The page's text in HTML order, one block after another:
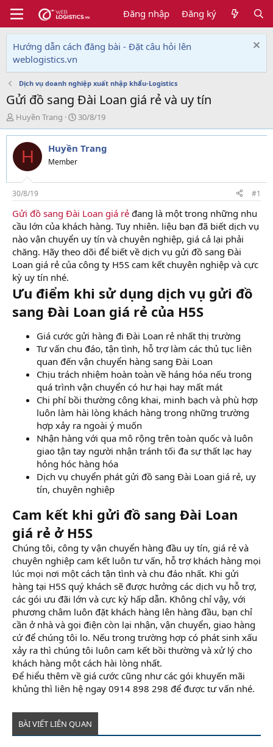
Đăng nhập Đăng ký
Hướng dẫn cách đăng bài - Đặt câu hỏi lên
weblogistics.vn
Dịch vụ doanh nghiệp xuất nhập khẩu-Logistics
Gửi đồ sang Đài Loan giá rẻ và uy tín
T
h
r
e
d
s
t
a
r
t
e
r
Huyền Trang
N
g
à
y
i
30/8/19
H Huyền Trang
Member
30/8/19 #1
Gửi đồ sang Đài Loan giá rẻ đang là một trong những nhu
cầu lớn của khách hàng. Tuy nhiên. liệu bạn đã biết dịch vụ
nào vận chuyển uy tín và chuyên nghiệp, giá cả lại phải
chăng. Hãy theo dõi để biết về dịch vụ gửi đồ sang Đài
Loan giá rẻ của công ty H5S cam kết chuyên nghiệp và cực
kỳ uy tín nhé.
Ưu điểm khi sử dụng dịch vụ gửi đồ
sang Đài Loan giá rẻ của H5S
Giá cước gửi hàng đi Đài Loan rẻ nhất thị trường
Tư vấn chu đáo, tận tình, hỗ trợ làm các thủ tục liên
quan đến vận chuyển hàng sang Đài Loan
Chịu trách nhiệm hoàn toàn về háng hóa nếu trong
quá trình vận chuyển có hư hại hay mất mát
Chi phí bồi thường công khai, minh bạch và phù hợp
luôn làm hài lòng khách hàng trong những trường
hợp xảy ra ngoài ý muốn
Nhận hàng với qua mô rộng trên toàn quốc và luôn
giao tận tay người nhận tránh tối đa sự thất lạc hay
hỏng hóc hàng hóa
Dịch vụ chuyển phát gửi đồ sang Đài Loan giá rẻ, uy
tín, chuyên nghiệp
Cam kết khi gửi đồ sang Đài Loan
giá rẻ ở H5S
Chúng tôi, công ty vận chuyển hàng đầu uy tín, giá rẻ và
chuyên nghiệp cam kết luôn tư vấn, hỗ trợ khách hàng mọi
lúc mọi nơi một cách tận tình và chu đáo nhất. Khi gửi
hàng tại H5S quý khách sẽ được hưởng các dịch vụ hỗ trợ,
các gói ưu đãi lớn và cực kỳ hấp dẫn. Không chỉ vậy, với
phương châm luôn đặt khách hàng lên hàng đầu, bạn chỉ
cần ở nhà và gọi điện còn lại nhận, vận chuyển, giao hàng
cứ để chúng tôi lo. Nếu trong trường hợp có phát sinh xấu
xảy ra thì chúng tôi luôn cam kết bồi thường và xử lý cho
khách hàng một cách hài lòng nhất.
Để hiểu thêm về giá cước cũng như các gói khuyến mãi
khủng thì liên hệ ngay 0914 898 298 để được tư vấn nhé.
BÀI VIẾT LIÊN QUAN